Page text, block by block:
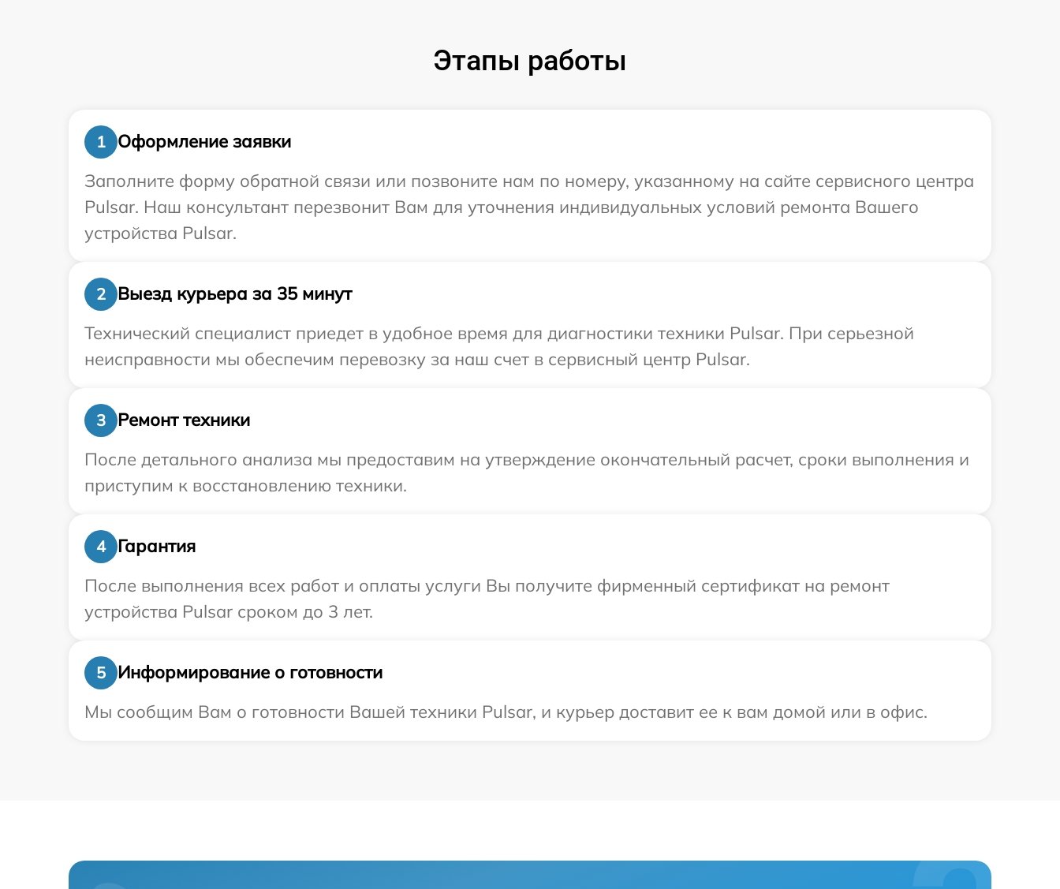
Этапы работы
1
Оформление заявки
Заполните форму обратной связи или позвоните нам по номеру, указанному на сайте сервисного центра
Pulsar. Наш консультант перезвонит Вам для уточнения индивидуальных условий ремонта Вашего
устройства Pulsar.
2
Выезд курьера за 35 минут
Технический специалист приедет в удобное время для диагностики техники Pulsar. При серьезной
неисправности мы обеспечим перевозку за наш счет в сервисный центр Pulsar.
3
Ремонт техники
После детального анализа мы предоставим на утверждение окончательный расчет, сроки выполнения и
приступим к восстановлению техники.
4
Гарантия
После выполнения всех работ и оплаты услуги Вы получите фирменный сертификат на ремонт
устройства Pulsar сроком до 3 лет.
5
Информирование о готовности
Мы сообщим Вам о готовности Вашей техники Pulsar, и курьер доставит ее к вам домой или в офис.